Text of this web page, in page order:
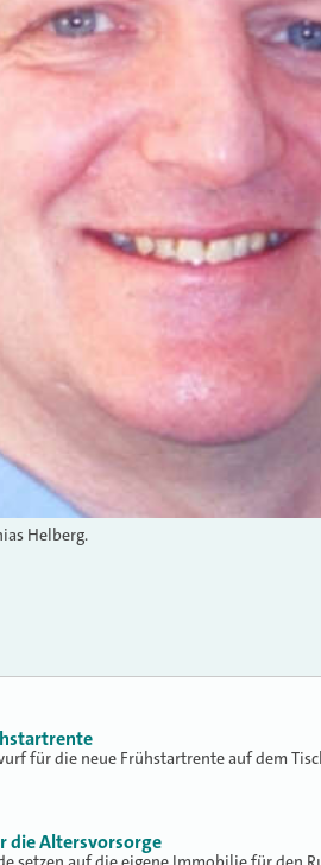
Helberg.
für die neue Frühstartrente auf dem
die Altersvorsorge